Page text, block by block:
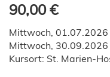
90,00 €
Mittwoch,
Mittwoch,
Kursort: St. Marien-